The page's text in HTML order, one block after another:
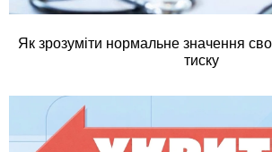
Як зрозуміти нормальне значення
тиску